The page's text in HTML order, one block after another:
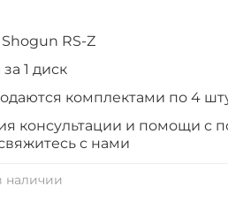
наличии
RS-Z
1 диск
комплектами по 4
консультации и помощи с
с нами